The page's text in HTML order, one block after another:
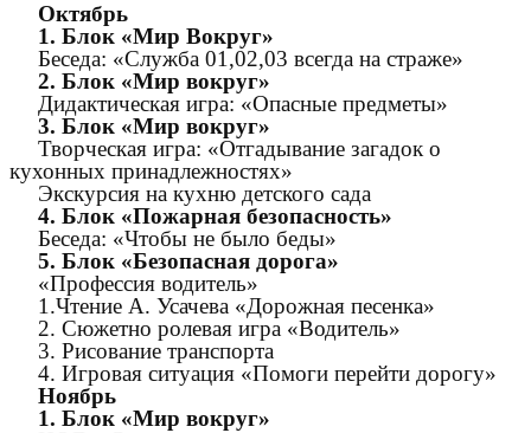
Октябрь
1. Блок «Мир Вокруг»
Беседа: «Служба 01,02,03 всегда на страже»
2. Блок «Мир вокруг»
Дидактическая игра: «Опасные предметы»
3. Блок «Мир вокруг»
Творческая игра: «Отгадывание загадок о
кухонных принадлежностях»
Экскурсия на кухню детского сада
4. Блок «Пожарная безопасность»
Беседа: «Чтобы не было беды»
5. Блок «Безопасная дорога»
«Профессия водитель»
1.Чтение А. Усачева «Дорожная песенка»
2. Сюжетно ролевая игра «Водитель»
3. Рисование транспорта
4. Игровая ситуация «Помоги перейти дорогу»
Ноябрь
1. Блок «Мир вокруг»